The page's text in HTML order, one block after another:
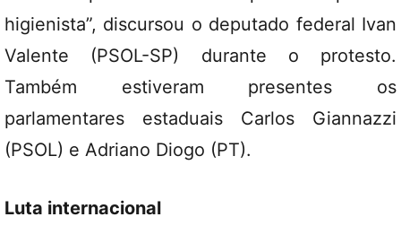
higienista”, discursou o deputado federal Ivan
Valente (PSOL-SP) durante o protesto.
Também estiveram presentes os
parlamentares estaduais Carlos Giannazzi
(PSOL) e Adriano Diogo (PT).
Luta internacional